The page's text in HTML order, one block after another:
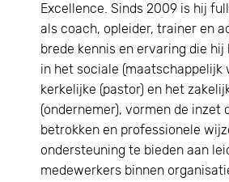
Excellence. Sinds 2009 is hij
als coach, opleider, trainer en
brede kennis en ervaring die
in het sociale (maatschappelijk
kerkelijke (pastor) en het
(ondernemer), vormen de inzet
betrokken en professionele
ondersteuning te bieden aan
medewerkers binnen